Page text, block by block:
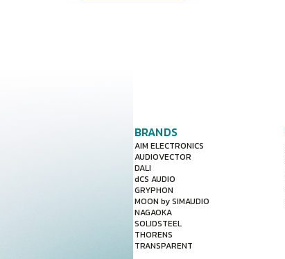
BRANDS
AIM ELECTRONICS
AUDIOVECTOR
DALI
dCS AUDIO
GRYPHON
MOON by SIMAUDIO
NAGAOKA
SOLIDSTEEL
THORENS
TRANSPARENT